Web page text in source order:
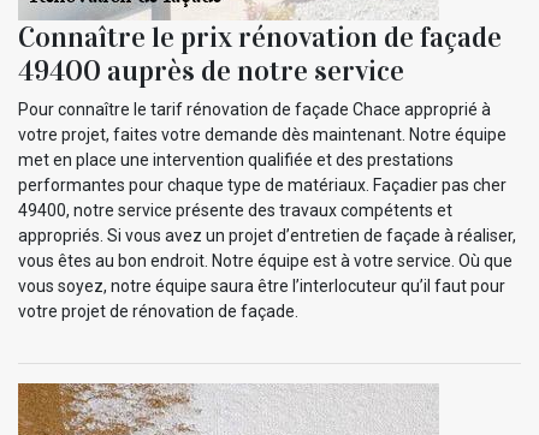
Connaître le prix rénovation de façade
49400 auprès de notre service
Pour connaître le tarif rénovation de façade Chace approprié à
votre projet, faites votre demande dès maintenant. Notre équipe
met en place une intervention qualifiée et des prestations
performantes pour chaque type de matériaux. Façadier pas cher
49400, notre service présente des travaux compétents et
appropriés. Si vous avez un projet d’entretien de façade à réaliser,
vous êtes au bon endroit. Notre équipe est à votre service. Où que
vous soyez, notre équipe saura être l’interlocuteur qu’il faut pour
votre projet de rénovation de façade.